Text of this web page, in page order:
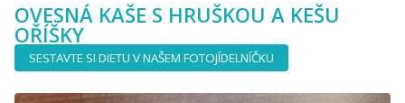
OVESNÁ KAŠE S HRUŠKOU A KEŠU
OŘÍŠKY
SESTAVTE SI DIETU V NAŠEM FOTOJÍDELNÍČKU